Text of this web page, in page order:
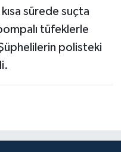
sürede suçta
tüfeklerle
polisteki